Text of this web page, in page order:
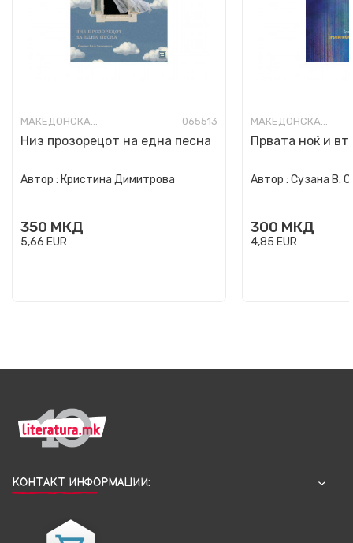
МАКЕДОНСКА ПОЕЗИЈА 065513
Низ прозорецот на една песна
Автор : Кристина Димитрова
350 МКД
5,66 EUR
МАКЕДОНСКА ПОЕЗИЈА
Првата ноќ и
Автор : Сузана В.
300 МКД
4,85 EUR
КОНТАКТ ИНФОРМАЦИИ: